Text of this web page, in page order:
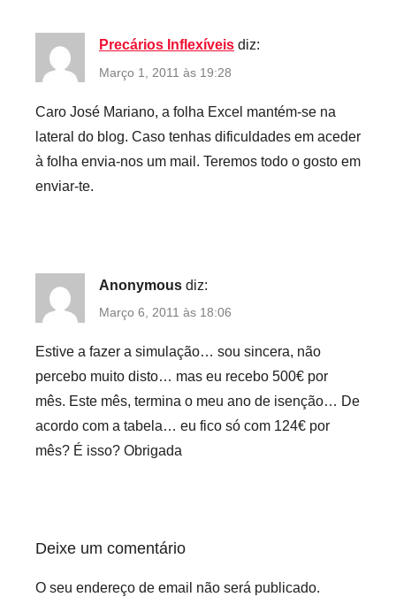
Precários Inflexíveis diz:
Março 1, 2011 às 19:28
Caro José Mariano, a folha Excel mantém-se na
lateral do blog. Caso tenhas dificuldades em aceder
à folha envia-nos um mail. Teremos todo o gosto em
enviar-te.
Anonymous diz:
Março 6, 2011 às 18:06
Estive a fazer a simulação… sou sincera, não
percebo muito disto… mas eu recebo 500€ por
mês. Este mês, termina o meu ano de isenção… De
acordo com a tabela… eu fico só com 124€ por
mês? É isso? Obrigada
Deixe um comentário
O seu endereço de email não será publicado.